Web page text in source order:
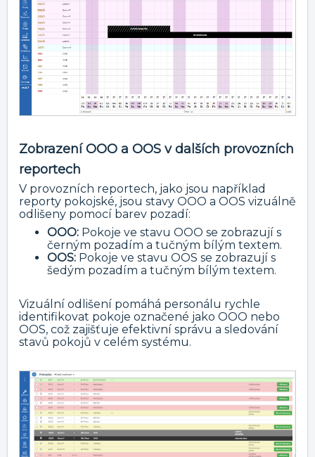
Zobrazení OOO a OOS v dalších provozních
reportech
V provozních reportech, jako jsou například
reporty pokojské, jsou stavy OOO a OOS vizuálně
odlišeny pomocí barev pozadí:
OOO: Pokoje ve stavu OOO se zobrazují s
černým pozadím a tučným bílým textem.
OOS: Pokoje ve stavu OOS se zobrazují s
šedým pozadím a tučným bílým textem.
Vizuální odlišení pomáhá personálu rychle
identifikovat pokoje označené jako OOO nebo
OOS, což zajišťuje efektivní správu a sledování
stavů pokojů v celém systému.